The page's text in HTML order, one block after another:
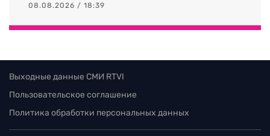
08.08.2026 / 18:39
Выходные данные СМИ RTVI
Пользовательское соглашение
Политика обработки персональных данных